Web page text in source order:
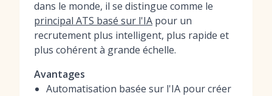
dans le monde, il se distingue comme le
principal ATS basé sur l'IA pour un
recrutement plus intelligent, plus rapide et
plus cohérent à grande échelle.
Avantages
Automatisation basée sur l'IA pour créer